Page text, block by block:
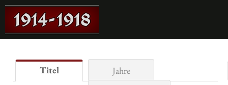
Titel
Jahre